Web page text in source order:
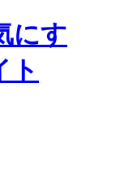
にす
ト